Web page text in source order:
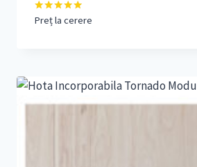
Evaluat la
5.00
Preț la cerere